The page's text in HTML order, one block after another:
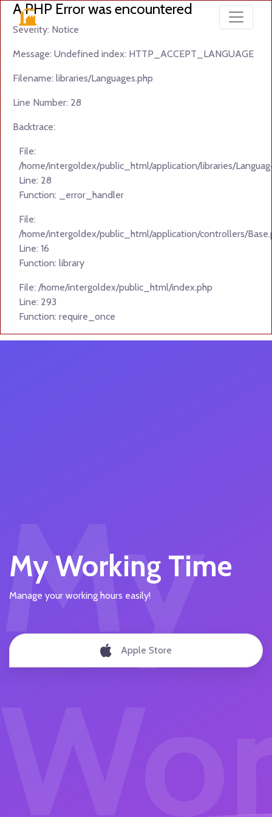
A PHP Error was encountered
Severity: Notice
Message: Undefined index: HTTP_ACCEPT_LANGUAGE
Filename: libraries/Languages.php
Line Number: 28
Backtrace:
File:
/home/intergoldex/public_html/application/libraries/
Line: 28
Function: _error_handler
File:
/home/intergoldex/public_html/application/controllers/
Line: 16
Function: library
File: /home/intergoldex/public_html/index.php
Line: 293
Function: require_once
My Working Time
My
Manage your working hours easily!
Apple Store